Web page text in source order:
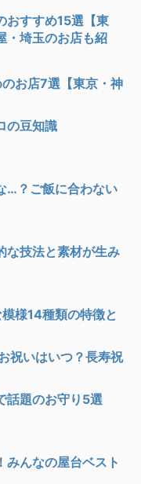
おすすめ15選【東
・埼玉のお店も紹
お店7選【東京・神
の豆知識
…？ご飯に合わない
な技法と素材が生み
様14種類の特徴と
祝いはいつ？長寿祝
話題のお守り5選
みんなの屋台ベスト